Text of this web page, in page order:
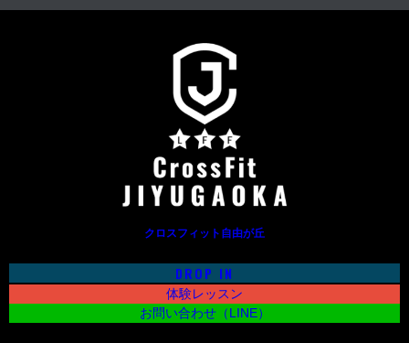
クロスフィット自由が丘
DROP IN
体験レッスン
お問い合わせ（LINE）